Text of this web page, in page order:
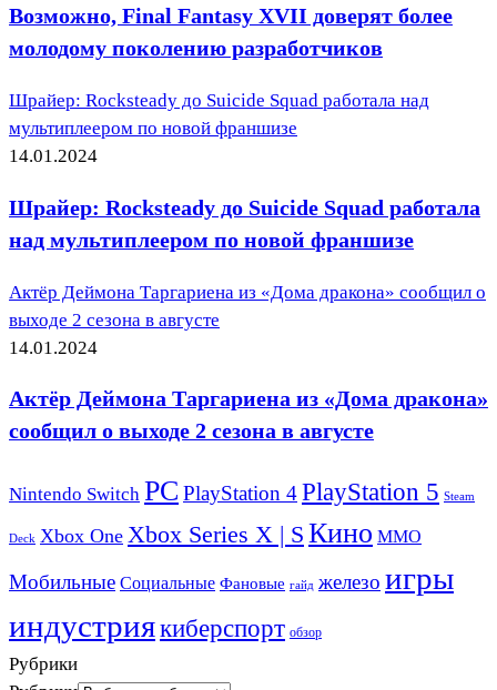
Возможно, Final Fantasy XVII доверят более
молодому поколению разработчиков
Шрайер: Rocksteady до Suicide Squad работала над
мультиплеером по новой франшизе
14.01.2024
Шрайер: Rocksteady до Suicide Squad работала
над мультиплеером по новой франшизе
Актёр Деймона Таргариена из «Дома дракона» сообщил о
выходе 2 сезона в августе
14.01.2024
Актёр Деймона Таргариена из «Дома дракона»
сообщил о выходе 2 сезона в августе
Nintendo Switch PC PlayStation 4PlayStation 5 Steam
Deck Xbox One Xbox Series X | S Кино ММО
Мобильные Социальные Фановые гайд железо игры
индустриякиберспорт обзор
Рубрики